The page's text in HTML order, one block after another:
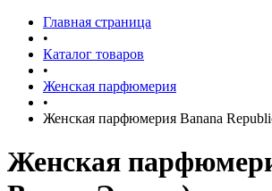
Главная страница
•
Каталог товаров
•
Женская парфюмерия
•
Женская парфюмерия Banana
Женская